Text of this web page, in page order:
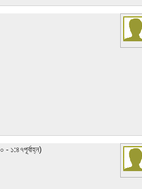
- ১:৪৭পূর্বাহ্ন)